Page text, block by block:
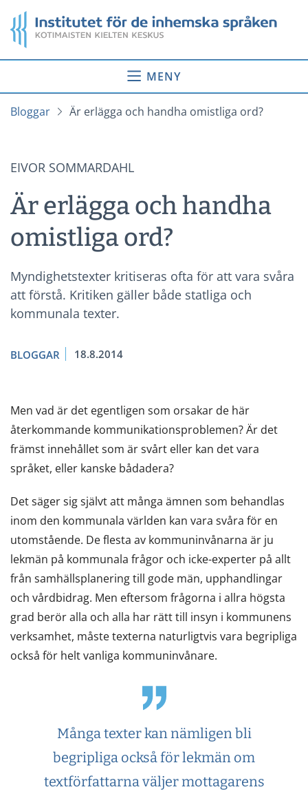
till
innehåll
Startsida
MENY
Bloggar Är erlägga och handha omistliga ord?
EIVOR SOMMARDAHL
Är erlägga och handha
omistliga ord?
Myndighetstexter kritiseras ofta för att vara svåra
att förstå. Kritiken gäller både statliga och
kommunala texter.
BLOGGAR 18.8.2014
Men vad är det egentligen som orsakar de här
återkommande kommunikationsproblemen? Är det
främst innehållet som är svårt eller kan det vara
språket, eller kanske bådadera?
Det säger sig självt att många ämnen som behandlas
inom den kommunala världen kan vara svåra för en
utomstående. De flesta av kommuninvånarna är ju
lekmän på kommunala frågor och icke-experter på allt
från samhällsplanering till gode män, upphandlingar
och vårdbidrag. Men eftersom frågorna i allra högsta
grad berör alla och alla har rätt till insyn i kommunens
verksamhet, måste texterna naturligtvis vara begripliga
också för helt vanliga kommuninvånare.
Många texter kan nämligen bli
begripliga också för lekmän om
textförfattarna väljer mottagarens